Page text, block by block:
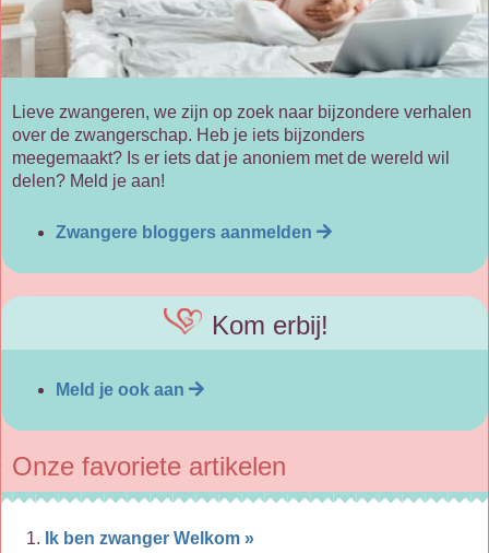
Lieve zwangeren, we zijn op zoek naar bijzondere verhalen
over de zwangerschap. Heb je iets bijzonders
meegemaakt? Is er iets dat je anoniem met de wereld wil
delen? Meld je aan!
Zwangere bloggers aanmelden
Kom erbij!
Meld je ook aan
Onze favoriete artikelen
Ik ben zwanger Welkom »